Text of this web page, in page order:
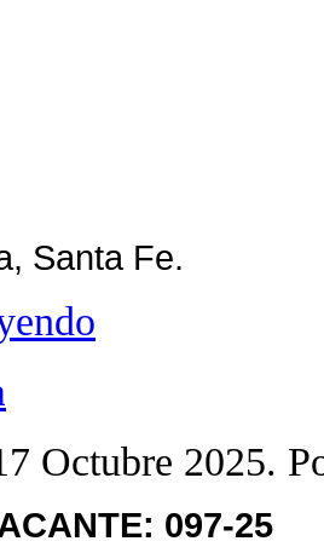
Santa Fe.
Octubre 2025.
097-25